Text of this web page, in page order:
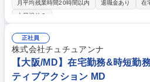
て、半導体や電子部品などの部品調達、も
らず、相見積もりの取得や価格交渉によ
部門と連携して製品の価値を維持しながら
ます。また、海外からの調達機会もあるた
がら幅広く活躍できる環境です。 募集職種 【丸亀】調達業務/★ポジティ
ブアクション(女性歓迎)/受配電システム
月平均残業時間20時間以内
退職金あり 在
土日祝休み
正社員
株式会社チュチュアンナ
【大阪/MD】在宅勤務&時短勤
ティブアクション MD